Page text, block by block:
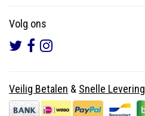
Volg ons
Veilig Betalen & Snelle Levering